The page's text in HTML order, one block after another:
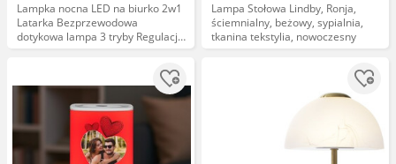
Lampka nocna LED na biurko 2w1
Latarka Bezprzewodowa
dotykowa lampa 3 tryby Regulacja
światła Alogy Biała
Lampa Stołowa Lindby, Ronja,
ściemnialny, beżowy, sypialnia,
tkanina tekstylia, nowoczesny